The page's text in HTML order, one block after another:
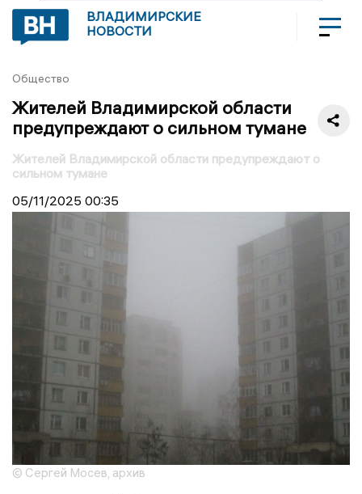
ВЛАДИМИРСКИЕ
НОВОСТИ
Общество
Жителей Владимирской области
предупреждают о сильном тумане
Жителей Владимирской области предупреждают о
сильном тумане
05/11/2025 00:35
© Сергей Мосев, архив